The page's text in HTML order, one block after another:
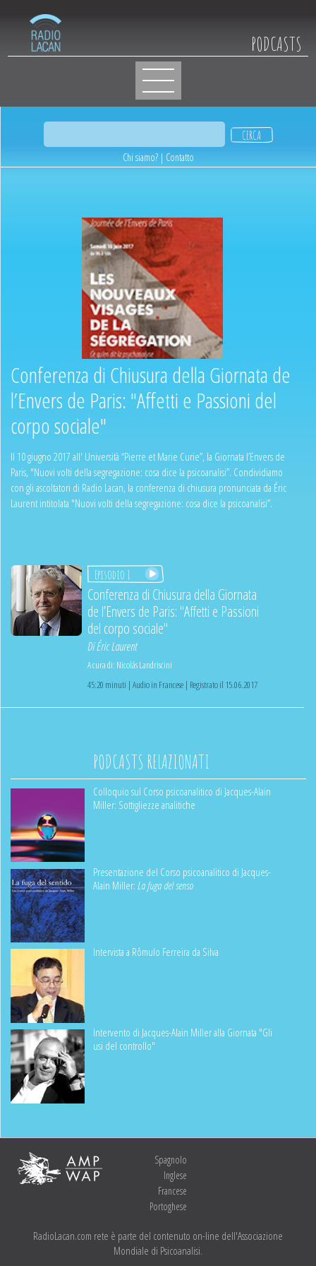
PODCASTS
Chi siamo? | Contatto
Conferenza di Chiusura della Giornata de
l’Envers de Paris: "Affetti e Passioni del
corpo sociale"
Il 10 giugno 2017 all' Università “Pierre et Marie Curie”, la Giornata l’Envers de
Paris, "Nuovi volti della segregazione: cosa dice la psicoanalisi”. Condividiamo
con gli ascoltatori di Radio Lacan, la conferenza di chiusura pronunciata da Éric
Laurent intitolata "Nuovi volti della segregazione: cosa dice la psicoanalisi”.
Episodio 1
Conferenza di Chiusura della Giornata
de l’Envers de Paris: "Affetti e Passioni
del corpo sociale"
DiÉric Laurent
A cura di: Nicolás Landriscini
45:20 minuti | Audio in Francese | Registrato il 15.06.2017
PODCASTS RELAZIONATI
Colloquio sul Corso psicoanalitico di Jacques-Alain
Miller: Sottigliezze analitiche
Presentazione del Corso psicoanalitico di Jacques-
Alain Miller:La fuga del senso
Intervista a Rômulo Ferreira da Silva
Intervento di Jacques-Alain Miller alla Giornata "Gli
usi del controllo"
Spagnolo
Inglese
Francese
Portoghese
RadioLacan.com rete è parte del contenuto on-line dell'Associazione
Mondiale di Psicoanalisi.